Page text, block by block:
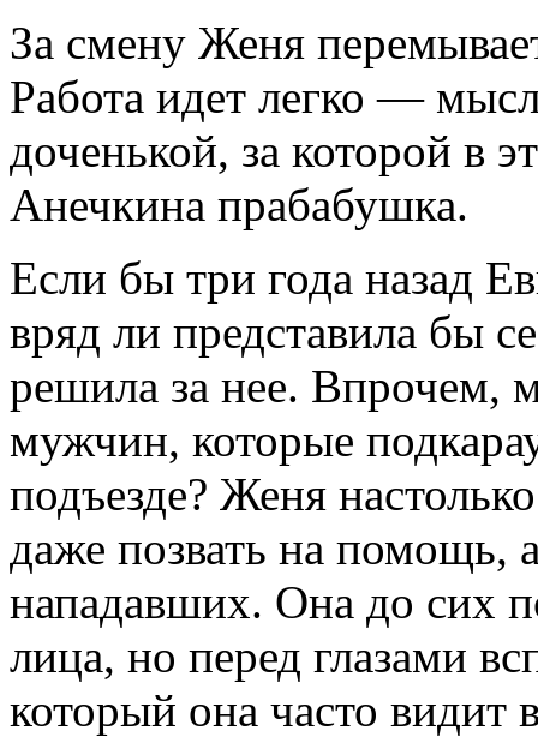
За смену Женя
Работа идет легко —
доченькой, за которой в
Анечкина прабабушка.
Если бы три года назад
вряд ли представила бы
решила за нее. Впрочем,
мужчин, которые
подъезде? Женя
даже позвать на
нападавших. Она до сих
лица, но перед глазами
который она часто видит